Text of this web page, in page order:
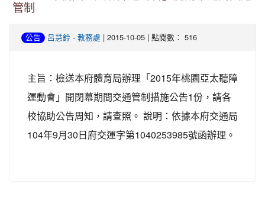
管制
公告 呂慧鈴 - 教務處 | 2015-10-05 | 點閱數： 516
主旨：檢送本府體育局辦理「2015年桃園亞太聽障
運動會」開閉幕期間交通管制措施公告1份，請各
校協助公告周知，請查照。 說明：依據本府交通局
104年9月30日府交運字第1040253985號函辦理。